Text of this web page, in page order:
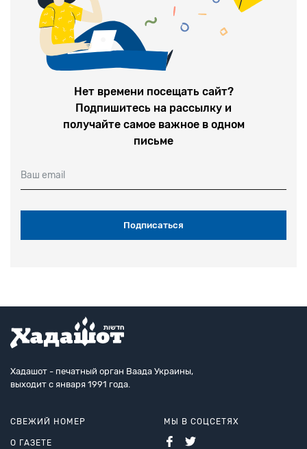
Нет времени посещать сайт?
Подпишитесь на рассылку и
получайте самое важное в одном
письме
Ваш email
Хадашот - печатный орган Ваада Украины,
выходит с января 1991 года.
СВЕЖИЙ НОМЕР
О ГАЗЕТЕ
МЫ В СОЦСЕТЯХ